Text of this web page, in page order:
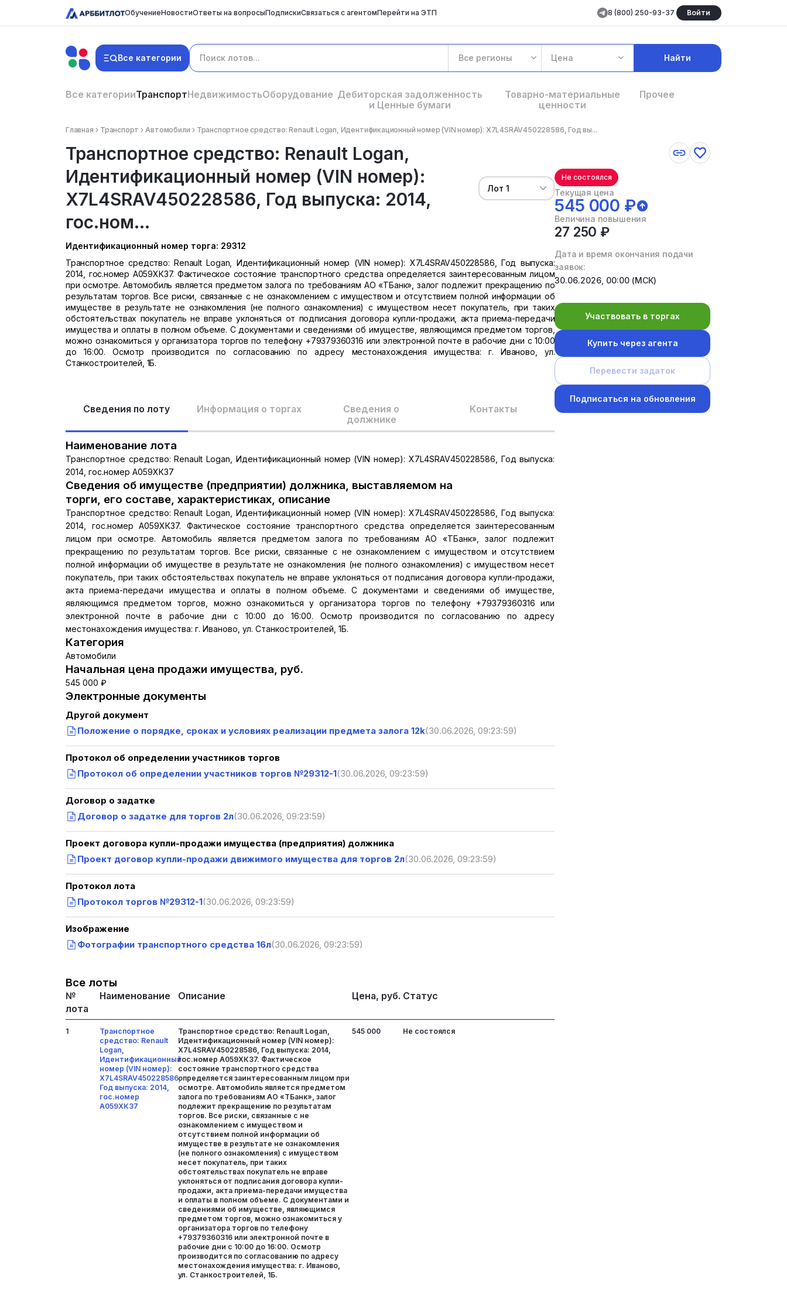
ОбучениеНовостиОтветы на вопросыПодпискиСвязаться с агентомПерейти на ЭТП 8 (800) 250-93-37 Войти
Все категории Все регионы Цена Найти
Все категорииТранспортНедвижимостьОборудование Дебиторская задолженность
и Ценные бумаги
Товарно-материальные
ценности
Прочее
Главная Транспорт Автомобили Транспортное средство: Renault Logan, Идентификационный номер (VIN номер): X7L4SRAV450228586, Год вы...
Транспортное средство: Renault Logan,
Идентификационный номер (VIN номер):
X7L4SRAV450228586, Год выпуска: 2014,
гос.ном...
Лот 1
Идентификационный номер торга: 29312
Транспортное средство: Renault Logan, Идентификационный номер (VIN номер): X7L4SRAV450228586, Год выпуска:
2014, гос.номер А059ХК37. Фактическое состояние транспортного средства определяется заинтересованным лицом
при осмотре. Автомобиль является предметом залога по требованиям АО «ТБанк», залог подлежит прекращению по
результатам торгов. Все риски, связанные с не ознакомлением с имуществом и отсутствием полной информации об
имуществе в результате не ознакомления (не полного ознакомления) с имуществом несет покупатель, при таких
обстоятельствах покупатель не вправе уклоняться от подписания договора купли-продажи, акта приема-передачи
имущества и оплаты в полном объеме. С документами и сведениями об имуществе, являющимся предметом торгов,
можно ознакомиться у организатора торгов по телефону +79379360316 или электронной почте в рабочие дни с 10:00
до 16:00. Осмотр производится по согласованию по адресу местонахождения имущества: г. Иваново, ул.
Станкостроителей, 1Б.
Сведения по лоту Информация о торгах
Сведения о
должнике
Kонтакты
Наименование лота
Транспортное средство: Renault Logan, Идентификационный номер (VIN номер): X7L4SRAV450228586, Год выпуска:
2014, гос.номер А059ХК37
Сведения об имуществе (предприятии) должника, выставляемом на
торги, его составе, характеристиках, описание
Транспортное средство: Renault Logan, Идентификационный номер (VIN номер): X7L4SRAV450228586, Год выпуска:
2014, гос.номер А059ХК37. Фактическое состояние транспортного средства определяется заинтересованным
лицом при осмотре. Автомобиль является предметом залога по требованиям АО «ТБанк», залог подлежит
прекращению по результатам торгов. Все риски, связанные с не ознакомлением с имуществом и отсутствием
полной информации об имуществе в результате не ознакомления (не полного ознакомления) с имуществом несет
покупатель, при таких обстоятельствах покупатель не вправе уклоняться от подписания договора купли-продажи,
акта приема-передачи имущества и оплаты в полном объеме. С документами и сведениями об имуществе,
являющимся предметом торгов, можно ознакомиться у организатора торгов по телефону +79379360316 или
электронной почте в рабочие дни с 10:00 до 16:00. Осмотр производится по согласованию по адресу
местонахождения имущества: г. Иваново, ул. Станкостроителей, 1Б.
Категория
Автомобили
Начальная цена продажи имущества, руб.
545 000 ₽
Электронные документы
Другой документ
Положение о порядке, сроках и условиях реализации предмета залога 12k(30.06.2026, 09:23:59)
Протокол об определении участников торгов
Протокол об определении участников торгов №29312-1(30.06.2026, 09:23:59)
Договор о задатке
Договор о задатке для торгов 2л(30.06.2026, 09:23:59)
Проект договора купли-продажи имущества (предприятия) должника
Проект договор купли-продажи движимого имущества для торгов 2л(30.06.2026, 09:23:59)
Протокол лота
Протокол торгов №29312-1(30.06.2026, 09:23:59)
Изображение
Фотографии транспортного средства 16л(30.06.2026, 09:23:59)
Все лоты
№
лота
Наименование Описание Цена, руб. Статус
1
Транспортное
средство: Renault
Logan,
Идентификационный
номер (VIN номер):
X7L4SRAV450228586,
Год выпуска: 2014,
гос.номер
А059ХК37
Транспортное средство: Renault Logan,
Идентификационный номер (VIN номер):
X7L4SRAV450228586, Год выпуска: 2014,
гос.номер А059ХК37. Фактическое
состояние транспортного средства
определяется заинтересованным лицом при
осмотре. Автомобиль является предметом
залога по требованиям АО «ТБанк», залог
подлежит прекращению по результатам
торгов. Все риски, связанные с не
ознакомлением с имуществом и
отсутствием полной информации об
имуществе в результате не ознакомления
(не полного ознакомления) с имуществом
несет покупатель, при таких
обстоятельствах покупатель не вправе
уклоняться от подписания договора купли-
продажи, акта приема-передачи имущества
и оплаты в полном объеме. С документами и
сведениями об имуществе, являющимся
предметом торгов, можно ознакомиться у
организатора торгов по телефону
+79379360316 или электронной почте в
рабочие дни с 10:00 до 16:00. Осмотр
производится по согласованию по адресу
местонахождения имущества: г. Иваново,
ул. Станкостроителей, 1Б.
545 000 Не состоялся
Не состоялся
Текущая цена
545 000 ₽
Величина повышения
27 250 ₽
Дата и время окончания подачи
заявок:
30.06.2026, 00:00 (МСК)
Участвовать в торгах
Купить через агента
Перевести задаток
Подписаться на обновления